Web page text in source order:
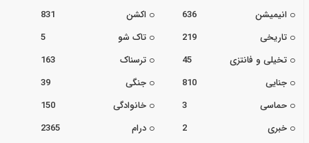
انیمیشن 636 اکشن
831
تاریخی
219 تاک شو
5
تخیلی و فانتزی
45 ترسناک
163
جنایی
810 جنگی
39
حماسی
3 خانوادگی
150
خبری
2 درام
2365